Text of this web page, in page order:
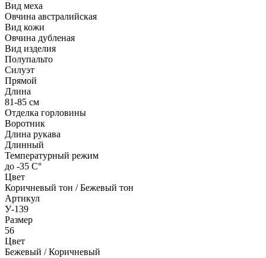
Вид меха
Овчина австралийская
Вид кожи
Овчина дубленая
Вид изделия
Полупальто
Силуэт
Прямой
Длина
81-85 см
Отделка горловины
Воротник
Длина рукава
Длинный
Температурный режим
до -35 С°
Цвет
Коричневый тон / Бежевый тон
Артикул
У-139
Размер
56
Цвет
Бежевый / Коричневый